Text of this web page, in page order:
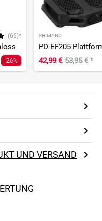
(66)*
-26%
SHIMANO
PD-EF205
42,99 € 53,95 €¹
UND VERSAND